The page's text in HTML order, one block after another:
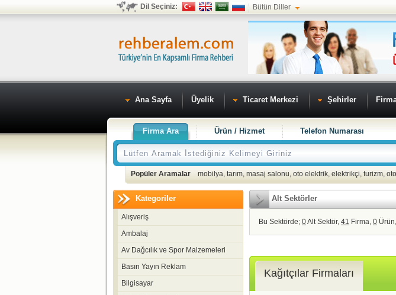
Dil Seçiniz: Bütün Diller
Ana Sayfa Üyelik Ticaret Merkezi Şehirler
Firma Ara Ürün / Hizmet Telefon Numarası
Popüler Aramalar mobilya, tarım, masaj salonu, oto elektrik, elektrikçi, turizm,
Kategoriler
Alışveriş
Ambalaj
Av Dağcılık ve Spor Malzemeleri
Basın Yayın Reklam
Bilgisayar
Alt Sektörler
Bu Sektörde; 0Alt Sektör, 41 Firma, 0 Ürün,
Kağıtçılar Firmaları